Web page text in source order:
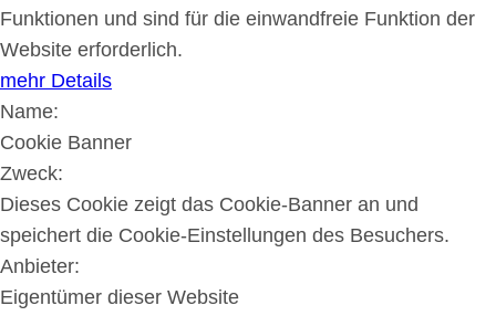
Funktionen und sind für die einwandfreie Funktion der
Website erforderlich.
mehr Details
Name:
Cookie Banner
Zweck:
Dieses Cookie zeigt das Cookie-Banner an und
speichert die Cookie-Einstellungen des Besuchers.
Anbieter:
Eigentümer dieser Website